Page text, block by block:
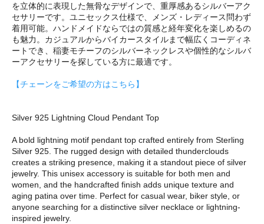
を立体的に表現した無骨なデザインで、重厚感あるシルバーアク
セサリーです。ユニセックス仕様で、メンズ・レディース問わず
着用可能。ハンドメイドならではの質感と経年変化を楽しめるの
も魅力。カジュアルからバイカースタイルまで幅広くコーディネ
ートでき、稲妻モチーフのシルバーネックレスや個性的なシルバ
ーアクセサリーを探している方に最適です。
【チェーンをご希望の方はこちら】
Silver 925 Lightning Cloud Pendant Top
A bold lightning motif pendant top crafted entirely from Sterling
Silver 925. The rugged design with detailed thunderclouds
creates a striking presence, making it a standout piece of silver
jewelry. This unisex accessory is suitable for both men and
women, and the handcrafted finish adds unique texture and
aging patina over time. Perfect for casual wear, biker style, or
anyone searching for a distinctive silver necklace or lightning-
inspired jewelry.